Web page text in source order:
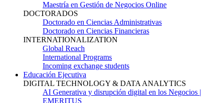
Maestría en Gestión de Negocios Online
DOCTORADOS
Doctorado en Ciencias Administrativas
Doctorado en Ciencias Financieras
INTERNATIONALIZATION
Global Reach
International Programs
Incoming exchange students
Educación Ejecutiva
DIGITAL TECHNOLOGY & DATA ANALYTICS
AI Generativa y disrupción digital en los Negocios |
EMERITUS